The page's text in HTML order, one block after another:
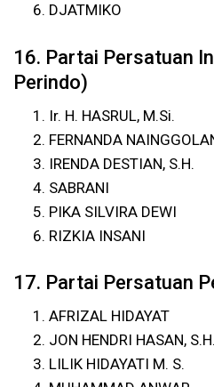
DJATMIKO
16. Partai Persatuan
Perindo)
Ir. H. HASRUL, M.Si.
FERNANDA
IRENDA DESTIAN, S.H.
SABRANI
PIKA SILVIRA DEWI
RIZKIA INSANI
17. Partai Persatuan
AFRIZAL HIDAYAT
JON HENDRI HASAN, S.H.
LILIK HIDAYATI M. S.